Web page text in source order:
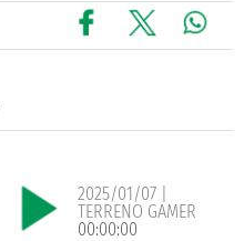
2025/01/07 |
TERRENO GAMER
00:00:00